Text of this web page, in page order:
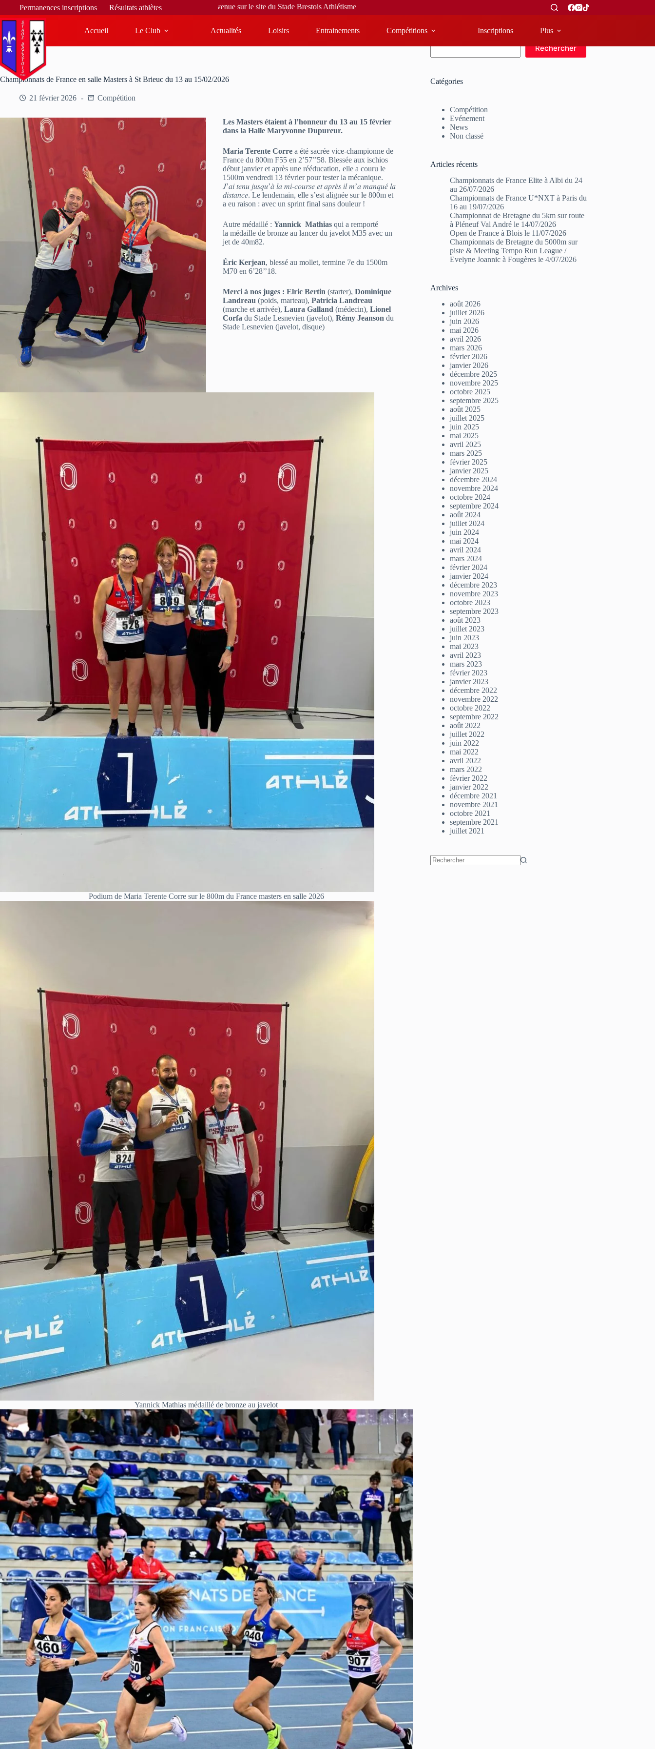
Permanences inscriptions Résultats athlètesBienvenue sur le site du Stade Brestois Athlétisme
Accueil Le Club Actualités Loisirs Entrainements Compétitions Inscriptions Plus
Championnats de France en salle Masters à St Brieuc du 13 au 15/02/2026
21 février 2026 Compétition
Les Masters étaient à l’honneur du 13 au 15 février
dans la Halle Maryvonne Dupureur.
Maria Terente Correa été sacrée vice-championne de
France du 800m F55 en 2’57’’58. Blessée aux ischios
début janvier et après une rééducation, elle a couru le
1500m vendredi 13 février pour tester la mécanique.
𝐽’𝑎𝑖 𝑡𝑒𝑛𝑢 𝑗𝑢𝑠𝑞𝑢’𝑎̀ 𝑙𝑎 𝑚𝑖-𝑐𝑜𝑢𝑟𝑠𝑒 𝑒𝑡 𝑎𝑝𝑟𝑒̀𝑠 𝑖𝑙 𝑚’𝑎 𝑚𝑎𝑛𝑞𝑢𝑒́ 𝑙𝑎
𝑑𝑖𝑠𝑡𝑎𝑛𝑐𝑒. Le lendemain, elle s’est alignée sur le 800m et
a eu raison : avec un sprint final sans douleur !
Autre médaillé :Yannick Mathiasqui a remporté
la médaille de bronze au lancer du javelot M35 avec un
jet de 40m82.
Éric Kerjean, blessé au mollet, termine 7e du 1500m
M70 en 6’28’’18.
Merci à nos juges : Elric Bertin(starter),Dominique
Landreau(poids, marteau),Patricia Landreau
(marche et arrivée),Laura Galland(médecin),Lionel
Corfa du Stade Lesnevien (javelot),Rémy Jeansondu
Stade Lesnevien (javelot, disque)
Podium de Maria Terente Corre sur le 800m du France masters en salle 2026
Yannick Mathias médaillé de bronze au javelot
Rechercher
Rechercher
Catégories
Compétition
Evénement
News
Non classé
Articles récents
Championnats de France Elite à Albi du 24
au 26/07/2026
Championnats de France U*NXT à Paris du
16 au 19/07/2026
Championnat de Bretagne du 5km sur route
à Pléneuf Val André le 14/07/2026
Open de France à Blois le 11/07/2026
Championnats de Bretagne du 5000m sur
piste & Meeting Tempo Run League /
Evelyne Joannic à Fougères le 4/07/2026
Archives
août 2026
juillet 2026
juin 2026
mai 2026
avril 2026
mars 2026
février 2026
janvier 2026
décembre 2025
novembre 2025
octobre 2025
septembre 2025
août 2025
juillet 2025
juin 2025
mai 2025
avril 2025
mars 2025
février 2025
janvier 2025
décembre 2024
novembre 2024
octobre 2024
septembre 2024
août 2024
juillet 2024
juin 2024
mai 2024
avril 2024
mars 2024
février 2024
janvier 2024
décembre 2023
novembre 2023
octobre 2023
septembre 2023
août 2023
juillet 2023
juin 2023
mai 2023
avril 2023
mars 2023
février 2023
janvier 2023
décembre 2022
novembre 2022
octobre 2022
septembre 2022
août 2022
juillet 2022
juin 2022
mai 2022
avril 2022
mars 2022
février 2022
janvier 2022
décembre 2021
novembre 2021
octobre 2021
septembre 2021
juillet 2021